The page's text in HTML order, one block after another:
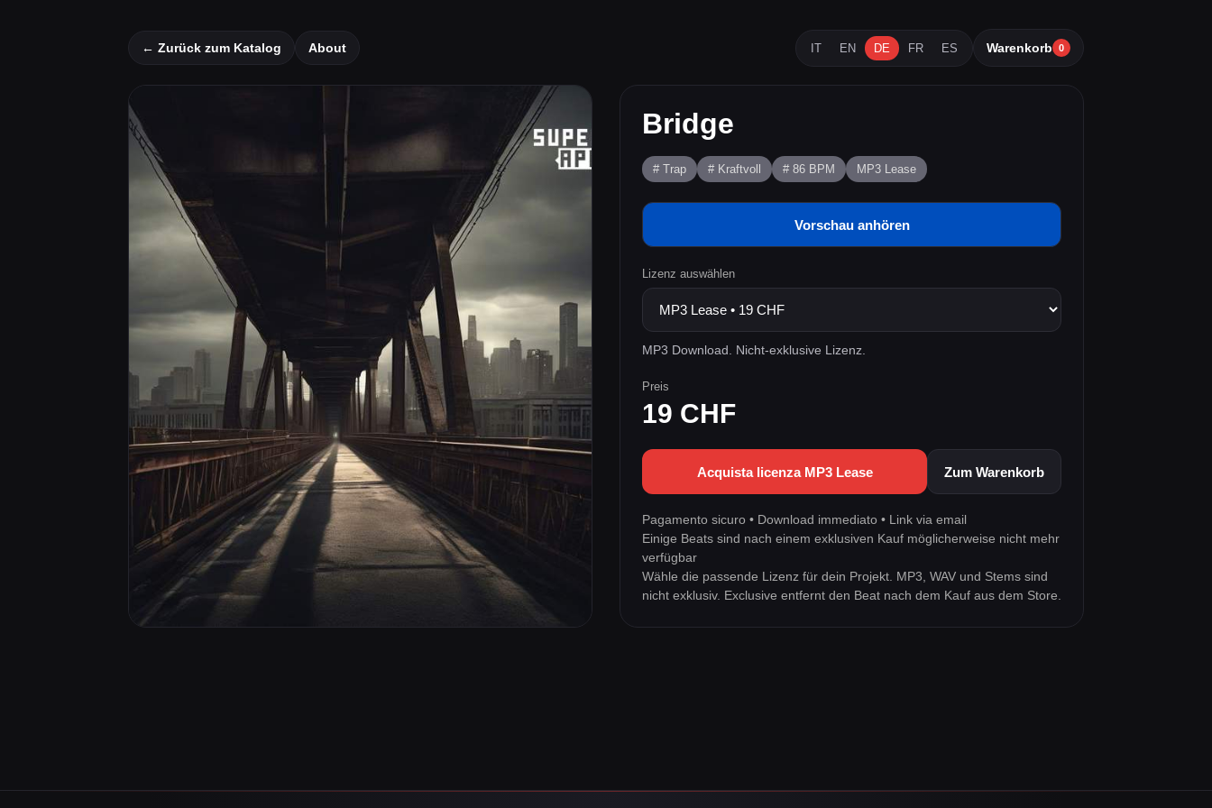
← Zurück zum Katalog About IT EN DE FR ES Warenkorb 0
Bridge
# Trap # Kraftvoll # 86 BPM MP3 Lease
Vorschau anhören
Lizenz auswählen
MP3 Download. Nicht-exklusive Lizenz.
Preis
19 CHF
Acquista licenza MP3 Lease Zum Warenkorb
Pagamento sicuro • Download immediato • Link via email
Einige Beats sind nach einem exklusiven Kauf möglicherweise nicht mehr
verfügbar
Wähle die passende Lizenz für dein Projekt. MP3, WAV und Stems sind
nicht exklusiv. Exclusive entfernt den Beat nach dem Kauf aus dem Store.